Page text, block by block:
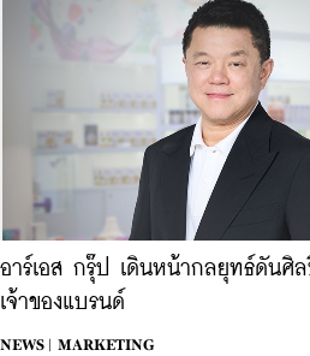
อาร์เอส กรุ๊ป เดินหน้ากลยุทธ์ดันศิ
เจ้าของแบรนด์
NEWS |
MARKETING